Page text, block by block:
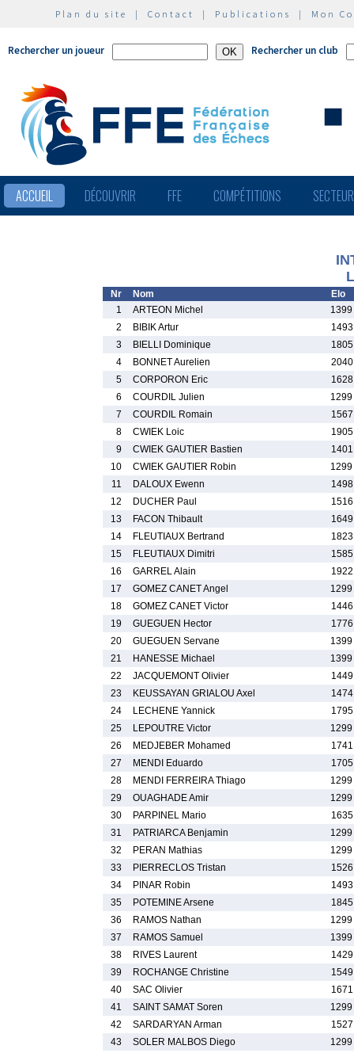
Plan du site | Contact | Publications | Mon
Rechercher un joueur Rechercher un club
ACCUEIL DÉCOUVRIR FFE COMPÉTITIONS
Nr Nom
Elo
1
ARTEON Michel
1399
2
BIBIK Artur
3
BIELLI Dominique
4
BONNET Aurelien
5
CORPORON Eric
6
COURDIL Julien
1299
7
COURDIL Romain
8
CWIEK Loic
9
CWIEK GAUTIER Bastien
10
CWIEK GAUTIER Robin
1299
11
DALOUX Ewenn
12
DUCHER Paul
13
FACON Thibault
14
FLEUTIAUX Bertrand
15
FLEUTIAUX Dimitri
16
GARREL Alain
17
GOMEZ CANET Angel
1299
18
GOMEZ CANET Victor
19
GUEGUEN Hector
20
GUEGUEN Servane
1399
21
HANESSE Michael
1399
22
JACQUEMONT Olivier
23
KEUSSAYAN GRIALOU Axel
24
LECHENE Yannick
25
LEPOUTRE Victor
1299
26
MEDJEBER Mohamed
27
MENDI Eduardo
28
MENDI FERREIRA Thiago
1299
29
OUAGHADE Amir
1299
30
PARPINEL Mario
31
PATRIARCA Benjamin
1299
32
PERAN Mathias
1299
33
PIERRECLOS Tristan
34
PINAR Robin
35
POTEMINE Arsene
36
RAMOS Nathan
1299
37
RAMOS Samuel
1399
38
RIVES Laurent
39
ROCHANGE Christine
40
SAC Olivier
41
SAINT SAMAT Soren
1299
42
SARDARYAN Arman
43
SOLER MALBOS Diego
1299